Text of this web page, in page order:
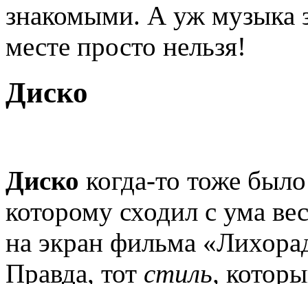
знакомыми. А уж музыка
месте просто нельзя!
Диско
Диско когда-то тоже
которому сходил с ума
на экран фильма
Правда, тот стиль,